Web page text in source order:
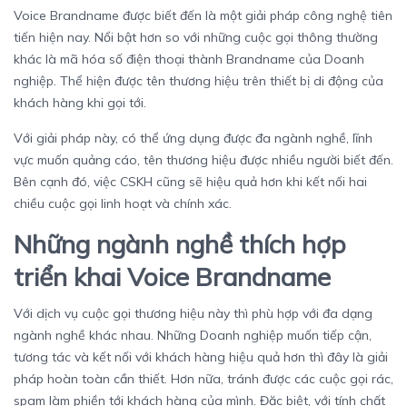
Voice Brandname được biết đến là một giải pháp công nghệ tiên
tiến hiện nay. Nổi bật hơn so với những cuộc gọi thông thường
khác là mã hóa số điện thoại thành Brandname của Doanh
nghiệp. Thể hiện được tên thương hiệu trên thiết bị di động của
khách hàng khi gọi tới.
Với giải pháp này, có thể ứng dụng được đa ngành nghề, lĩnh
vực muốn quảng cáo, tên thương hiệu được nhiều người biết đến.
Bên cạnh đó, việc CSKH cũng sẽ hiệu quả hơn khi kết nối hai
chiều cuộc gọi linh hoạt và chính xác.
Những ngành nghề thích hợp
triển khai Voice Brandname
Với dịch vụ cuộc gọi thương hiệu này thì phù hợp với đa dạng
ngành nghề khác nhau. Những Doanh nghiệp muốn tiếp cận,
tương tác và kết nối với khách hàng hiệu quả hơn thì đây là giải
pháp hoàn toàn cần thiết. Hơn nữa, tránh được các cuộc gọi rác,
spam làm phiền tới khách hàng của mình. Đặc biệt, với tính chất